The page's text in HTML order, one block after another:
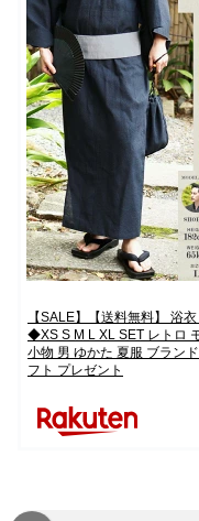
【SALE】【送料無料】 浴
◆XS S M L XL SET レトロ
小物 男 ゆかた 夏服 ブラン
フト プレゼント